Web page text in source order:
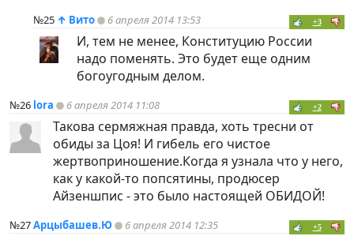
№25 ↑ Вито 6 апреля 2014 13:53 +3
И, тем не менее, Конституцию России
надо поменять. Это будет еще одним
богоугодным делом.
№26 lora 6 апреля 2014 11:08 +2
Такова сермяжная правда, хоть тресни от
обиды за Цоя! И гибель его чистое
жертвоприношение.Когда я узнала что у него,
как у какой-то попсятины, продюсер
Айзеншпис - это было настоящей ОБИДОЙ!
№27Арцыбашев.Ю 6 апреля 2014 12:35 +5